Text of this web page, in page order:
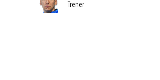
Trener